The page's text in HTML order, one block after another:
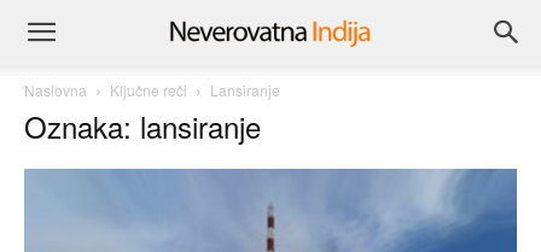
Naslovna Ključne reči Lansiranje
Oznaka: lansiranje